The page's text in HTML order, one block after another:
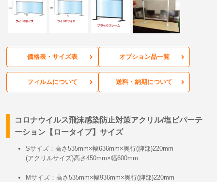
価格表・サイズ表 オプション品一覧
フィルムについて 送料・納期について
コロナウイルス飛沫感染防止対策アクリル/塩ビパーテ
ーション【ロータイプ】サイズ
Sサイズ：高さ535mm×幅636mm×奥行(脚部)220mm
(アクリルサイズ)高さ450mm×幅600mm
Mサイズ：高さ535mm×幅936mm×奥行(脚部)220mm